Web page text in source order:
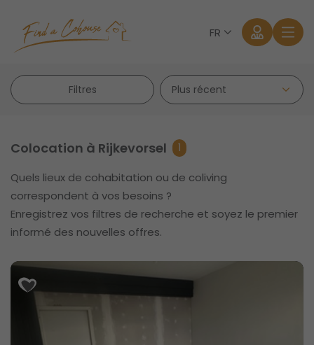
FR
Se connecter
Mot de passe oublié?
Filtres
Colocation à Rijkevorsel 1
Quels lieux de cohabitation ou de coliving
correspondent à vos besoins ?
Enregistrez vos filtres de recherche et soyez le premier
informé des nouvelles offres.